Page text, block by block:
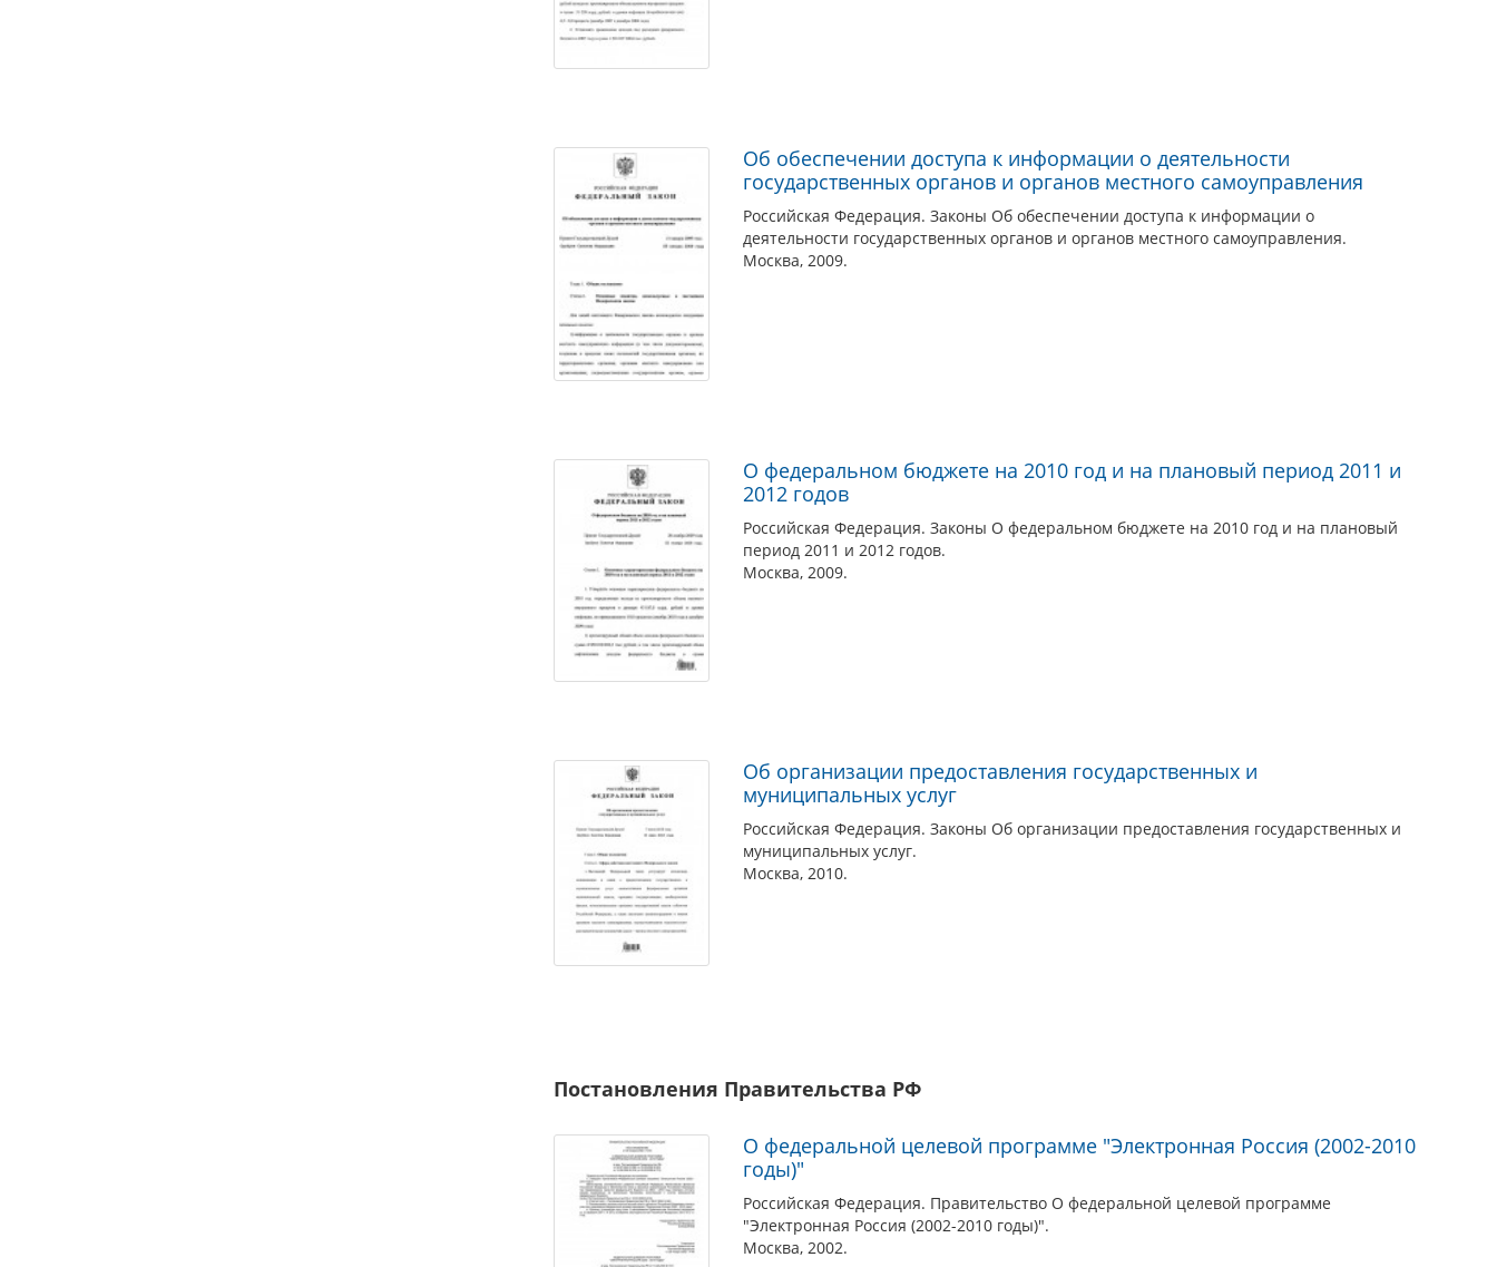
Об обеспечении доступа к информации о деятельности
государственных органов и органов местного самоуправления
Российская Федерация. Законы Об обеспечении доступа к информации о
деятельности государственных органов и органов местного самоуправления.
Москва, 2009.
О федеральном бюджете на 2010 год и на плановый период 2011 и
2012 годов
Российская Федерация. Законы О федеральном бюджете на 2010 год и на плановый
период 2011 и 2012 годов.
Москва, 2009.
Об организации предоставления государственных и
муниципальных услуг
Российская Федерация. Законы Об организации предоставления государственных и
муниципальных услуг.
Москва, 2010.
Постановления Правительства РФ
О федеральной целевой программе "Электронная Россия (2002-2010
годы)"
Российская Федерация. Правительство О федеральной целевой программе
"Электронная Россия (2002-2010 годы)".
Москва, 2002.